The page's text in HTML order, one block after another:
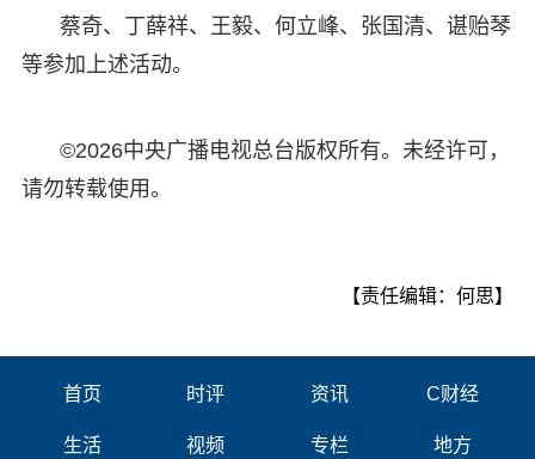
蔡奇、丁薛祥、王毅、何立峰、张国清、谌贻琴
等参加上述活动。
©2026中央广播电视总台版权所有。未经许可，
请勿转载使用。
【责任编辑：何思】
首页 时评 资讯 C财经
生活 视频 专栏 地方